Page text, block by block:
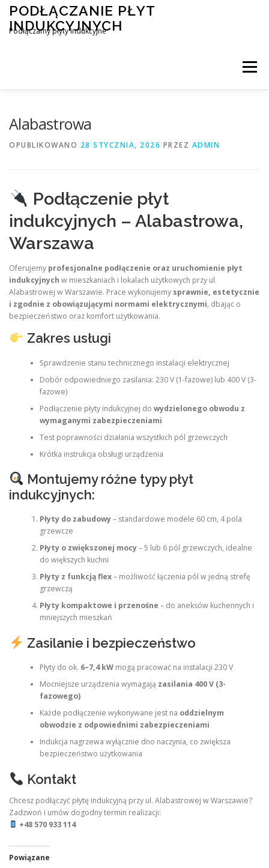
Przejdź
treści
PODŁĄCZANIE PŁYT
INDUKCYJNYCH
Podłączamy płyty indukcyjne
Menu
Alabastrowa
OPUBLIKOWANO 28 STYCZNIA, 2026 PRZEZ ADMIN
Podłączenie płyt
indukcyjnych – Alabastrowa,
Warszawa
Oferujemy profesjonalne podłączenie oraz uruchomienie płyt
indukcyjnych w mieszkaniach i lokalach użytkowych przy ul.
Alabastrowej w Warszawie. Prace wykonujemy sprawnie, estetycznie
i zgodnie z obowiązującymi normami elektrycznymi, dbając o
bezpieczeństwo oraz komfort użytkowania.
Zakres usługi
Sprawdzenie stanu technicznego instalacji elektrycznej
Dobór odpowiedniego zasilania: 230 V (1-fazowe) lub 400 V (3-
fazowe)
Podłączenie płyty indukcyjnej do wydzielonego obwodu z
wymaganymi zabezpieczeniami
Test poprawności działania wszystkich pól grzewczych
Krótka instrukcja obsługi urządzenia
Montujemy różne typy płyt
indukcyjnych:
Płyty do zabudowy– standardowe modele 60 cm, 4 pola
grzewcze
Płyty o zwiększonej mocy– 5 lub 6 pól grzewczych, idealne
do większych kuchni
Płyty z funkcją flex– możliwość łączenia pól w jedną strefę
grzewczą
Płyty kompaktowe i przenośne – do aneksów kuchennych i
mniejszych mieszkań
Zasilanie i bezpieczeństwo
Płyty do ok. 6–7,4 kWmogą pracować na instalacji 230 V
Mocniejsze urządzenia wymagają zasilania 400 V (3-
fazowego)
Każde podłączenie wykonywane jest na oddzielnym
obwodzie z odpowiednimi zabezpieczeniami
Indukcja nagrzewa wyłącznie dno naczynia, co zwiększa
bezpieczeństwo użytkowania
Kontakt
Chcesz podłączyć płytę indukcyjną przy ul. Alabastrowej w Warszawie?
Zadzwoń i umów dogodny termin realizacji:
+48 570 933 114
Powiązane